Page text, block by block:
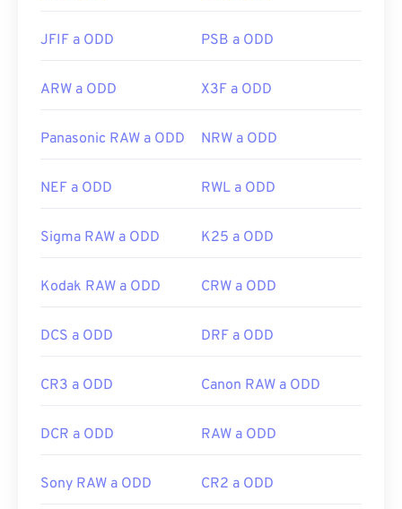
JFIF a ODD PSB a ODD
ARW a ODD X3F a ODD
Panasonic RAW a ODD NRW a ODD
NEF a ODD RWL a ODD
Sigma RAW a ODD K25 a ODD
Kodak RAW a ODD CRW a ODD
DCS a ODD DRF a ODD
CR3 a ODD Canon RAW a ODD
DCR a ODD RAW a ODD
Sony RAW a ODD CR2 a ODD